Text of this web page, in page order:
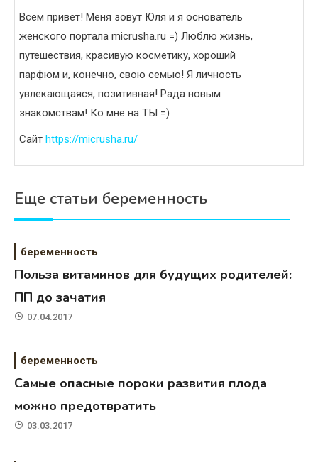
Всем привет! Меня зовут Юля и я основатель
женского портала micrusha.ru =) Люблю жизнь,
путешествия, красивую косметику, хороший
парфюм и, конечно, свою семью! Я личность
увлекающаяся, позитивная! Рада новым
знакомствам! Ко мне на ТЫ =)
Сайт https://micrusha.ru/
Еще статьи беременность
беременность
Польза витаминов для будущих родителей:
ПП до зачатия
07.04.2017
беременность
Самые опасные пороки развития плода
можно предотвратить
03.03.2017